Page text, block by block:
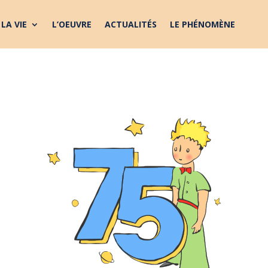
LA VIE L’OEUVRE ACTUALITÉS LE PHÉNOMÈNE